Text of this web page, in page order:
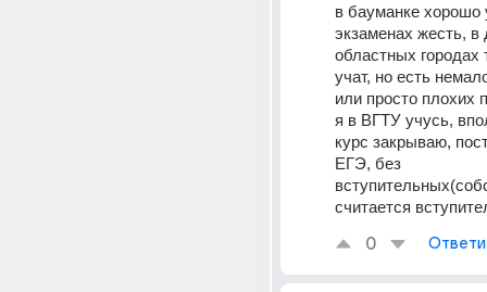
в бауманке хорошо
экзаменах жесть, в
областных городах
учат, но есть
или просто плохих
я в ВГТУ учусь,
курс закрываю,
ЕГЭ, без
считается
0